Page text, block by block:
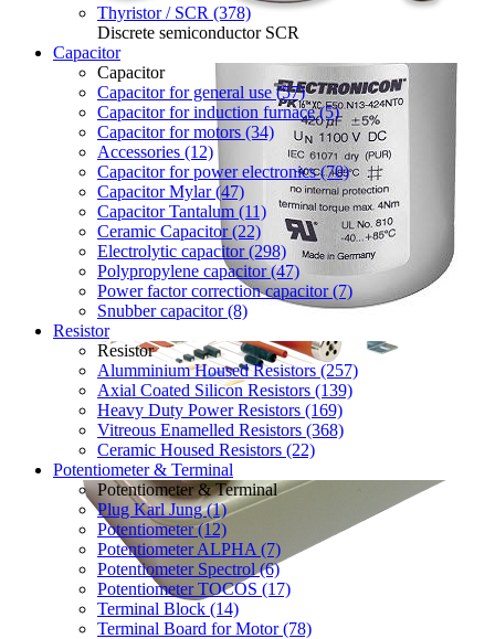
Thyristor / SCR (378)
Discrete semiconductor SCR
Capacitor
Capacitor
Capacitor for general use (57)
Capacitor for induction furnace (5)
Capacitor for motors (34)
Accessories (12)
Capacitor for power electronics (70)
Capacitor Mylar (47)
Capacitor Tantalum (11)
Ceramic Capacitor (22)
Electrolytic capacitor (298)
Polypropylene capacitor (47)
Power factor correction capacitor (7)
Snubber capacitor (8)
Resistor
Resistor
Alumminium Housed Resistors (257)
Axial Coated Silicon Resistors (139)
Heavy Duty Power Resistors (169)
Vitreous Enamelled Resistors (368)
Ceramic Housed Resistors (22)
Potentiometer & Terminal
Potentiometer & Terminal
Plug Karl Jung (1)
Potentiometer (12)
Potentiometer ALPHA (7)
Potentiometer Spectrol (6)
Potentiometer TOCOS (17)
Terminal Block (14)
Terminal Board for Motor (78)